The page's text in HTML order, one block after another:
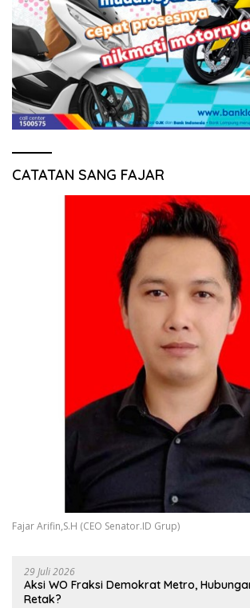
CATATAN SANG FAJAR
Fajar Arifin,S.H (CEO Senator.ID Grup)
29 Juli 2026
Aksi WO Fraksi Demokrat Metro,
Retak?